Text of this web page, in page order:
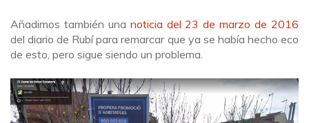
Añadimos también una noticia del 23 de marzo de 2016
del diario de Rubí para remarcar que ya se había hecho eco
de esto, pero sigue siendo un problema.